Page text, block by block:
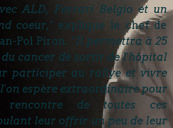
ALD, Ferrari Belgio et un
coeur," explique le chef de
Pol Piron. "Il permettra à 25
cancer de sortir de l'hôpital
participer au rallye et vivre
l'on espère extraordinaire pour
de toutes ces
leur offrir un peu de leur